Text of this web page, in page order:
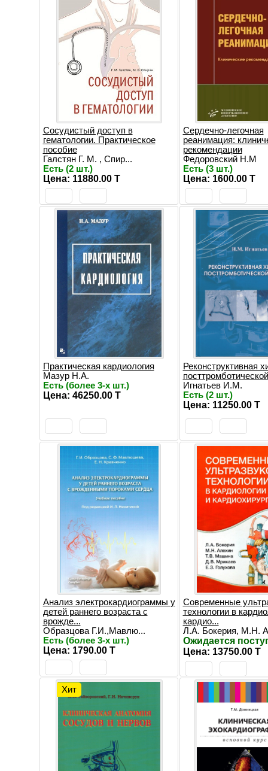
Сосудистый доступ в
гематологии. Практическое
пособие
Галстян Г. М. , Спир...
Есть (2 шт.)
Цена: 11880.00 T
Сердечно-легочная
реанимация:
рекомендации
Федоровский Н.М
Есть (3 шт.)
Цена: 1600.00 T
Практическая кардиология
Мазур Н.А.
Есть (более 3-х шт.)
Цена: 46250.00 T
Реконструктивная
Игнатьев И.М.
Есть (2 шт.)
Цена: 11250.00 T
Анализ электрокардиограммы у
детей раннего возраста с
врожде...
Образцова Г.И.,Мавлю...
Есть (более 3-х шт.)
Цена: 1790.00 T
Современные
технологии в
кардио...
Л.А. Бокерия, М.Н.
Ожидается
Цена: 13750.00 T
Хит